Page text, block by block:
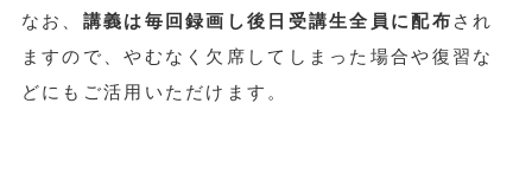
なお、 講義は毎回録画し後日受講生全員に配布 され
ますので、やむなく欠席してしまった場合や復習な
どにもご活用いただけます。